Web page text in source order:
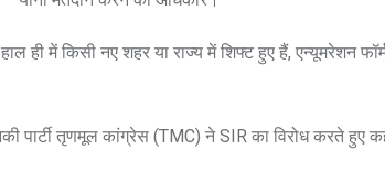
ही में किसी नए शहर या राज्य में शिफ्ट हुए हैं, एन्यूमरेशन
पार्टी तृणमूल कांग्रेस (TMC) ने SIR का विरोध करते हुए